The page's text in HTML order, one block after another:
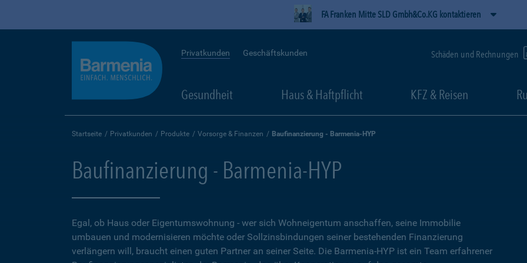
FA Franken Mitte SLD Gmbh&Co.KG kontaktieren
Privatkunden Geschäftskunden Schäden und Rechnungen
Gesundheit Haus & Haftpflicht KFZ & Reisen
Startseite Privatkunden Produkte Vorsorge & Finanzen Baufinanzierung - Barmenia-HYP
Baufinanzierung - Barmenia-HYP
Egal, ob Haus oder Eigentumswohnung - wer sich Wohneigentum anschaffen, seine Immobilie
umbauen und modernisieren möchte oder Sollzinsbindungen seiner bestehenden Finanzierung
verlängern will, braucht einen guten Partner an seiner Seite. Die Barmenia-HYP ist ein Team erfahrener